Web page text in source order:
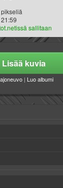
sallitaan
Lisää kuvia
| Luo albumi